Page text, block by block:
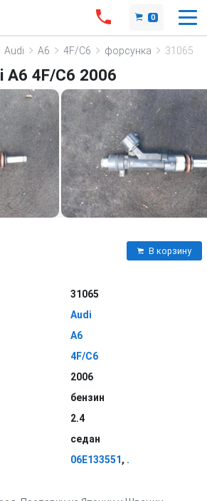
0
Audi A6 4F/C6 форсунка 31065
A6 4F/C6 2006
В корзину
31065
Audi
A6
4F/C6
2006
бензин
2.4
седан
06E133551, .